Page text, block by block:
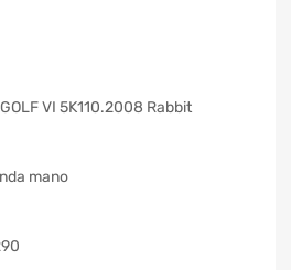
GOLF VI 5K110.2008 Rabbit
mano